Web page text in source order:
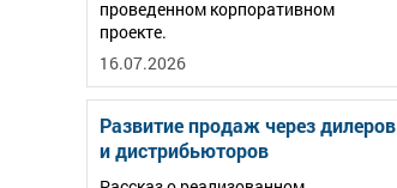
проведенном корпоративном
проекте.
16.07.2026
Развитие продаж через дилеров
и дистрибьюторов